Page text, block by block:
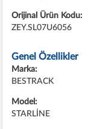
Orijinal Ürün Kodu:
ZEY.SL07U6056
Genel Özellikler
Marka:
BESTRACK
Model:
STARLİNE